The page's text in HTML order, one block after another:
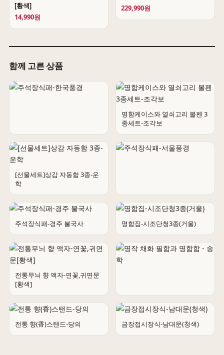
[황색]
14,990원
229,990원
함께 고른 상품
주석장식패-한국풍경
명함케이스와 열쇠고리 볼펜 3
종세트-조각보
[선물세트]상감 자동함 3종-운
학
주석장식패-서울풍경
주석장식패-경주 불국사 명함집-시조단청3종(거울)
전통무늬 향 액자-연꽃,귀면문
[황색]
명작 채화 필함과 명함함 - 송학
전통 향(香)스탠드-당의 금장접시장식-남대문(청색)